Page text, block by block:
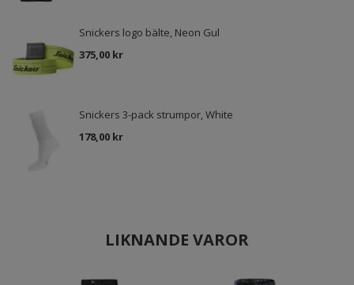
Snickers logo bälte, Neon Gul
375,00 kr
Snickers 3-pack strumpor, White
178,00 kr
LIKNANDE VAROR